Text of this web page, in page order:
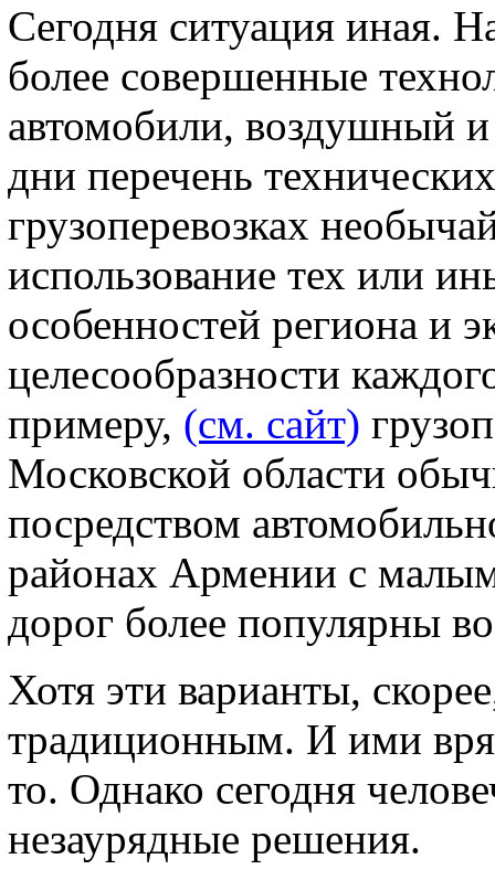
Сегодня ситуация иная.
более совершенные
автомобили, воздушный
дни перечень
грузоперевозках
использование тех или
особенностей региона и
целесообразности
примеру, (см. сайт)
Московской области
посредством
районах Армении с
дорог более популярны
Хотя эти варианты,
традиционным. И ими
то. Однако сегодня
незаурядные решения.